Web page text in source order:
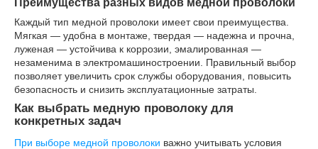
Преимущества разных видов медной проволоки
Каждый тип медной проволоки имеет свои преимущества.
Мягкая — удобна в монтаже, твердая — надежна и прочна,
луженая — устойчива к коррозии, эмалированная —
незаменима в электромашиностроении. Правильный выбор
позволяет увеличить срок службы оборудования, повысить
безопасность и снизить эксплуатационные затраты.
Как выбрать медную проволоку для
конкретных задач
При выборе медной проволоки важно учитывать условия